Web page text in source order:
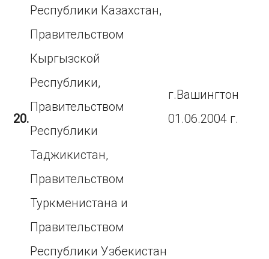
20.
Республики Казахстан,
Правительством
Кыргызской
Республики,
Правительством
Республики
Таджикистан,
Правительством
Туркменистана и
Правительством
Республики Узбекистан
г.Вашингтон
01.06.2004 г.